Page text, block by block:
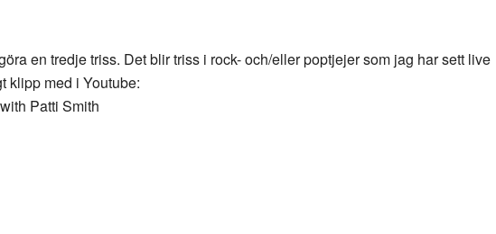
en tredje triss. Det blir triss i rock- och/eller poptjejer som jag har sett live
klipp med i Youtube:
Patti Smith